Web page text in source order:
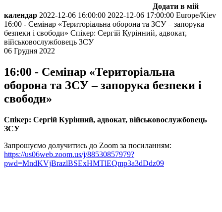
Додати в мій
календар 2022-12-06 16:00:00 2022-12-06 17:00:00 Europe/Kiev
16:00 - Семінар «Територіальна оборона та ЗСУ – запорука
безпеки і свободи» Спікер: Сергій Курінний, адвокат,
військовослужбовець ЗСУ
06 Грудня 2022
16:00 - Семінар «Територіальна
оборона та ЗСУ – запорука безпеки і
свободи»
Спікер: Сергій Курінний, адвокат, військовослужбовець
ЗСУ
Запрошуємо долучитись до Zoom за посиланням:
https://us06web.zoom.us/j/88530857979?
pwd=MndKVjBrazlBSExHMTlEQmp3a3dDdz09